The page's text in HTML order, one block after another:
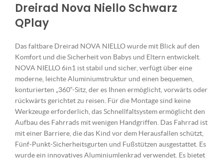
Dreirad Nova Niello Schwarz
QPlay
Das faltbare Dreirad NOVA NIELLO wurde mit Blick auf den
Komfort und die Sicherheit von Babys und Eltern entwickelt.
NOVA NIELLO 6in1 ist stabil und sicher, verfügt über eine
moderne, leichte Aluminiumstruktur und einen bequemen,
konturierten „360“-Sitz, der es Ihnen ermöglicht, vorwärts oder
rückwärts gerichtet zu reisen. Für die Montage sind keine
Werkzeuge erforderlich, das Schnellfaltsystem ermöglicht den
Aufbau des Fahrrads mit wenigen Handgriffen. Das Fahrrad ist
mit einer Barriere, die das Kind vor dem Herausfallen schützt,
Fünf-Punkt-Sicherheitsgurten und Fußstützen ausgestattet. Es
wurde ein innovatives Aluminiumlenkrad verwendet. Es bietet